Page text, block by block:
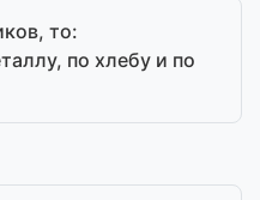
то:
по хлебу и по